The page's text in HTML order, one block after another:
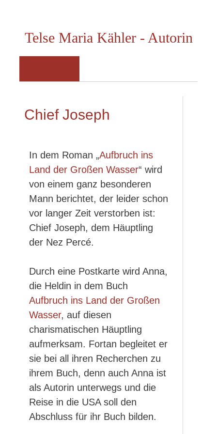
Telse Maria Kähler - Autorin
Chief Joseph
In dem Roman „Aufbruch ins
Land der Großen Wasser“ wird
von einem ganz besonderen
Mann berichtet, der leider schon
vor langer Zeit verstorben ist:
Chief Joseph, dem Häuptling
der Nez Percé.
Durch eine Postkarte wird Anna,
die Heldin in dem Buch
Aufbruch ins Land der Großen
Wasser, auf diesen
charismatischen Häuptling
aufmerksam. Fortan begleitet er
sie bei all ihren Recherchen zu
ihrem Buch, denn auch Anna ist
als Autorin unterwegs und die
Reise in die USA soll den
Abschluss für ihr Buch bilden.